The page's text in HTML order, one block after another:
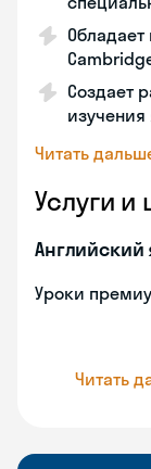
Создает
изучения
Читать
Услуги и
Английский
Уроки
Читать